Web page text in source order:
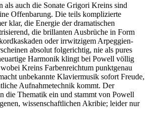
als auch die Sonate Grigori Kreins sind
Offenbarung. Die teils komplizierte
klar, die Energie der dramatischen
die brillanten Ausbrüche in Form
oder irrwitzigem Arpeggien-
absolut folgerichtig, nie als pures
Harmonik klingt bei Powell völlig
Kreins Farbenreichtum punktgenau
unbekannte Klaviermusik sofort Freude,
Aufnahmetechnik kommt. Der
die Thematik ein und stammt von Powell
wissenschaftlichen Akribie; leider nur